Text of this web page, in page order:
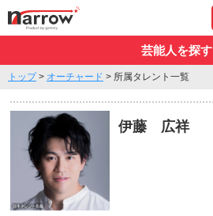
芸能人を探す
トップ> オーチャード > 所属タレント一覧
伊藤 広祥